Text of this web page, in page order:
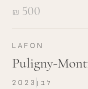
₪ 500
LAFON
Puligny-
2023 לבן